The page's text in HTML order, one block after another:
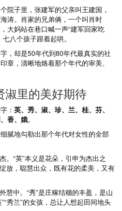
院子里，张建军的父亲叫王建国，
涛。肖家的兄弟俩，一个叫肖时
大妈站在巷口喊一声“建军回家吃
八个孩子跟着起哄。
，却是50年代到80年代最真实的社
章，清晰地烙着那个年代的审美、
淑里的美好期待
： 英、秀、淑、珍、兰、桂、芬、
香、娥。
腻地勾勒出那个年代对女性的全部
。“英”本义是花朵，引申为杰出之
放，聪慧出众，既有花的柔美，又有
慧中。“秀”是庄稼结穗的丰盈，是山
秀兰”的女孩，总让人想起田间地头